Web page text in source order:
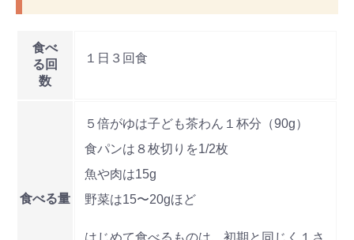
食べ
る回
数
１日３回食
食べる量
５倍がゆは子ども茶わん１杯分（90g）
食パンは８枚切りを1/2枚
魚や肉は15g
野菜は15〜20gほど